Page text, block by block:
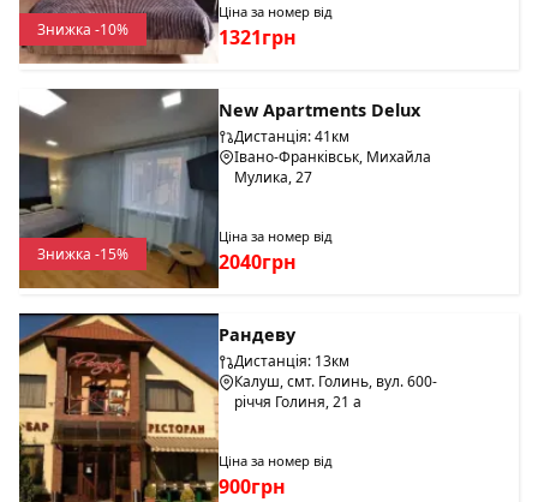
Знижка -10%
Ціна за номер від
1321грн
Знижка -15%
New Apartments Delux
Дистанція: 41км
Івано-Франківськ, Михайла
Мулика, 27
Ціна за номер від
2040грн
Рандеву
Дистанція: 13км
Калуш, смт. Голинь, вул. 600-
річчя Голиня, 21 а
Ціна за номер від
900грн